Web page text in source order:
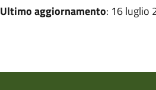
Ultimo aggiornamento: 16 luglio